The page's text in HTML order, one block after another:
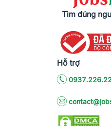
Tìm đúng
Hỗ trợ